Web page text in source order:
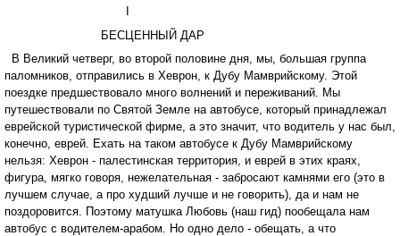
БЕСЦЕННЫЙ ДАР
В Великий четверг, во второй половине дня, мы, большая группа
паломников, отправились в Хеврон, к Дубу Мамврийскому. Этой
поездке предшествовало много волнений и переживаний. Мы
путешествовали по Святой Земле на автобусе, который принадлежал
еврейской туристической фирме, а это значит, что водитель у нас был,
конечно, еврей. Ехать на таком автобусе к Дубу Мамврийскому
нельзя: Хеврон - палестинская территория, и еврей в этих краях,
фигура, мягко говоря, нежелательная - забросают камнями его (это в
лучшем случае, а про худший лучше и не говорить), да и нам не
поздоровится. Поэтому матушка Любовь (наш гид) пообещала нам
автобус с водителем-арабом. Но одно дело - обещать, а что